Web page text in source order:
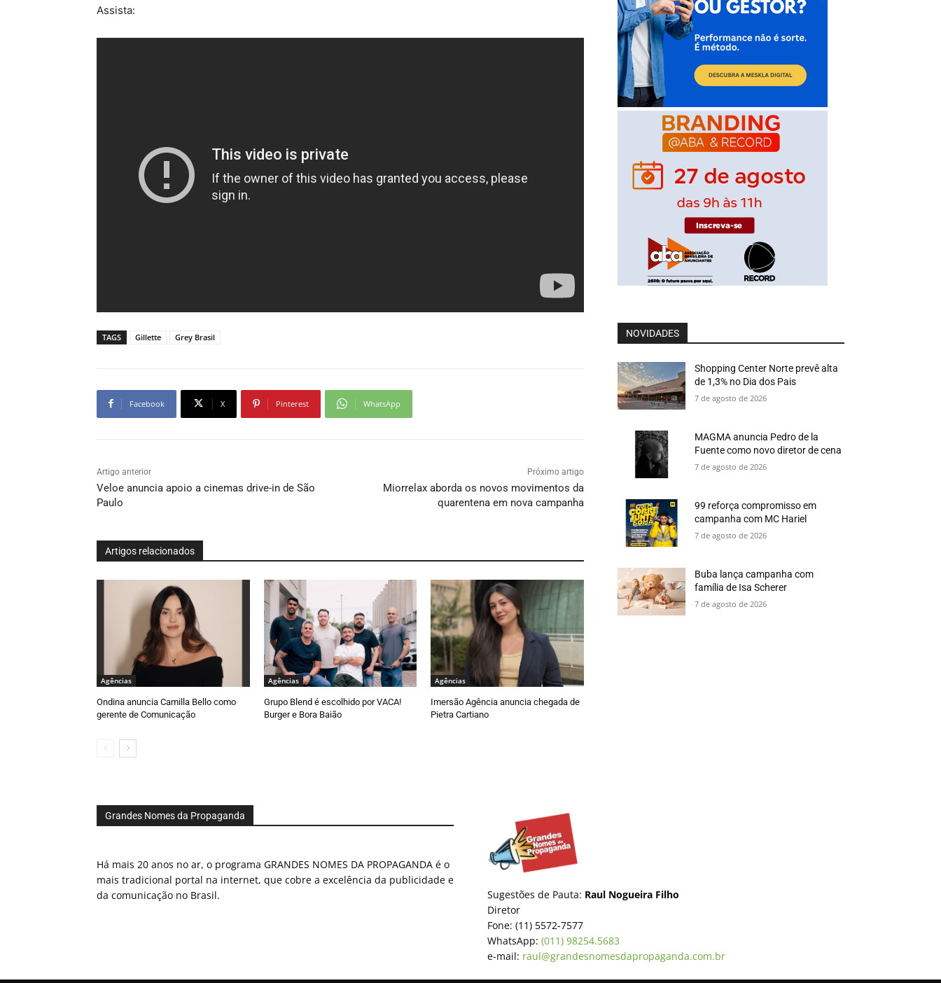
Assista:
TAGS Gillette Grey Brasil
Facebook X Pinterest WhatsApp
Artigo anterior
Veloe anuncia apoio a cinemas drive-in de São
Paulo
Próximo artigo
Miorrelax aborda os novos movimentos da
quarentena em nova campanha
Artigos relacionados
Agências
Ondina anuncia Camilla Bello como
gerente de Comunicação
Agências
Grupo Blend é escolhido por VACA!
Burger e Bora Baião
Agências
Imersão Agência anuncia chegada de
Pietra Cartiano
NOVIDADES
Shopping Center Norte prevê alta
de 1,3% no Dia dos Pais
7 de agosto de 2026
MAGMA anuncia Pedro de la
Fuente como novo diretor de cena
7 de agosto de 2026
99 reforça compromisso em
campanha com MC Hariel
7 de agosto de 2026
Buba lança campanha com
família de Isa Scherer
7 de agosto de 2026
Grandes Nomes da Propaganda
Há mais 20 anos no ar, o programa GRANDES NOMES DA PROPAGANDA é o
mais tradicional portal na internet, que cobre a excelência da publicidade e
da comunicação no Brasil.
Sugestões de Pauta: Raul Nogueira Filho
Diretor
Fone: (11) 5572-7577
WhatsApp: (011) 98254.5683
e-mail: raul@grandesnomesdapropaganda.com.br